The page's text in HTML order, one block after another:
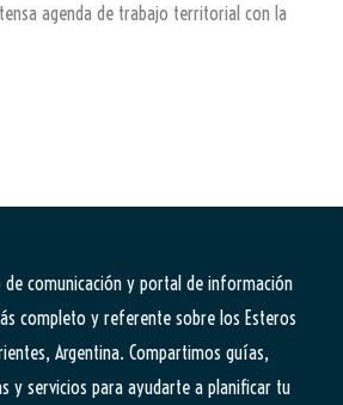
agenda de trabajo territorial con la
comunicación y portal de información
completo y referente sobre los Esteros
Argentina. Compartimos guías,
y servicios para ayudarte a planificar tu